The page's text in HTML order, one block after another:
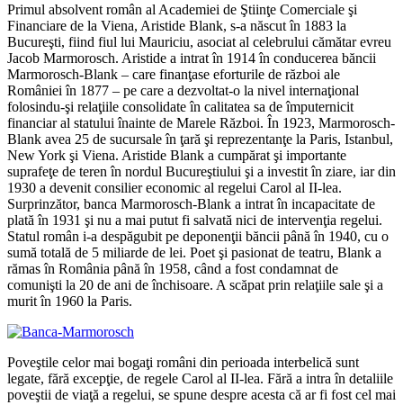
Primul absolvent român al Academiei de Ştiinţe Comerciale şi
Financiare de la Viena, Aristide Blank, s-a născut în 1883 la
Bucureşti, fiind fiul lui Mauriciu, asociat al celebrului cămătar evreu
Jacob Marmorosch. Aristide a intrat în 1914 în conducerea băncii
Marmorosch-Blank – care finanţase eforturile de război ale
României în 1877 – pe care a dezvoltat-o la nivel internaţional
folosindu-şi relaţiile consolidate în calitatea sa de împuternicit
financiar al statului înainte de Marele Război. În 1923, Marmorosch-
Blank avea 25 de sucursale în ţară şi reprezentanţe la Paris, Istanbul,
New York şi Viena. Aristide Blank a cumpărat şi importante
suprafeţe de teren în nordul Bucureştiului şi a investit în ziare, iar din
1930 a devenit consilier economic al regelui Carol al II-lea.
Surprinzător, banca Marmorosch-Blank a intrat în incapacitate de
plată în 1931 şi nu a mai putut fi salvată nici de intervenţia regelui.
Statul român i-a despăgubit pe deponenţii băncii până în 1940, cu o
sumă totală de 5 miliarde de lei. Poet şi pasionat de teatru, Blank a
rămas în România până în 1958, când a fost condamnat de
comunişti la 20 de ani de închisoare. A scăpat prin relaţiile sale şi a
murit în 1960 la Paris.
Poveştile celor mai bogaţi români din perioada interbelică sunt
legate, fără excepţie, de regele Carol al II-lea. Fără a intra în detaliile
poveştii de viaţă a regelui, se spune despre acesta că ar fi fost cel mai